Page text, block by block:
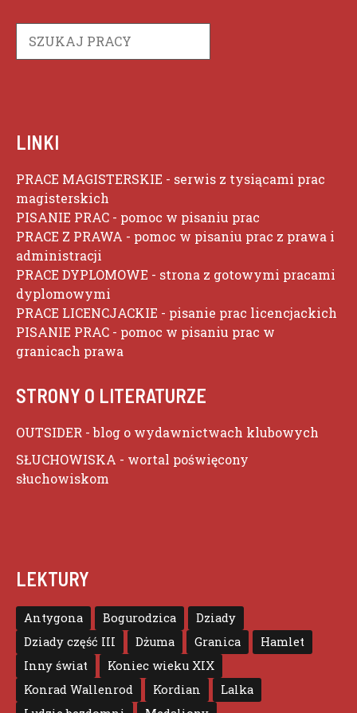
LINKI
PRACE MAGISTERSKIE - serwis z tysiącami prac
magisterskich
PISANIE PRAC - pomoc w pisaniu prac
PRACE Z PRAWA - pomoc w pisaniu prac z prawa i
administracji
PRACE DYPLOMOWE - strona z gotowymi pracami
dyplomowymi
PRACE LICENCJACKIE - pisanie prac licencjackich
PISANIE PRAC - pomoc w pisaniu prac w
granicach prawa
STRONY O LITERATURZE
OUTSIDER - blog o wydawnictwach klubowych
SŁUCHOWISKA - wortal poświęcony
słuchowiskom
LEKTURY
Antygona Bogurodzica
Dziady
Dziady część III
Dżuma Granica
Hamlet
Inny świat
Koniec wieku XIX
Konrad Wallenrod
Kordian
Lalka